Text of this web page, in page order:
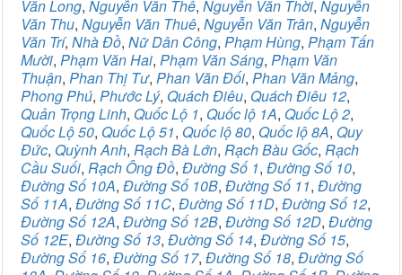
Văn Long, Nguyễn Văn Thê, Nguyễn Văn Thời, Nguyễn
Văn Thu, Nguyễn Văn Thuê, Nguyễn Văn Trân, Nguyễn
Văn Trí, Nhà Đồ, Nữ Dân Công, Phạm Hùng, Phạm Tấn
Mười, Phạm Văn Hai, Phạm Văn Sáng, Phạm Văn
Thuận, Phan Thị Tư, Phan Văn Đối, Phan Văn Mảng,
Phong Phú, Phước Lý, Quách Điêu, Quách Điêu 12,
Quản Trọng Linh, Quốc Lộ 1, Quốc lộ 1A, Quốc Lộ 2,
Quốc Lộ 50, Quốc Lộ 51, Quốc lộ 80, Quốc lộ 8A, Quy
Đức, Quỳnh Anh, Rạch Bà Lớn, Rạch Bàu Gốc, Rạch
Cầu Suối, Rạch Ông Đồ, Đường Số 1, Đường Số 10,
Đường Số 10A, Đường Số 10B, Đường Số 11, Đường
Số 11A, Đường Số 11C, Đường Số 11D, Đường Số 12,
Đường Số 12A, Đường Số 12B, Đường Số 12D, Đường
Số 12E, Đường Số 13, Đường Số 14, Đường Số 15,
Đường Số 16, Đường Số 17, Đường Số 18, Đường Số